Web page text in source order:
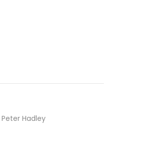
Peter Hadley